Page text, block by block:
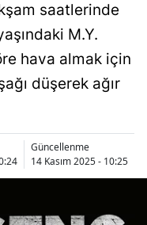
saatlerinde
M.Y.
hava almak için
düşerek ağır
Güncellenme
14 Kasım 2025 - 10:25